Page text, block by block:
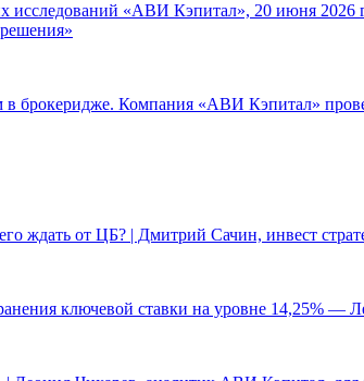
исследований «АВИ Кэпитал», 20 июня
в брокеридже. Компания «АВИ Кэпитал»
ждать от ЦБ? | Дмитрий Сачин, инвест
ключевой ставки на уровне 14,25% —